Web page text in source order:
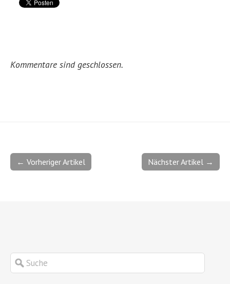
Kommentare sind geschlossen.
Nächster Artikel →
← Vorheriger Artikel